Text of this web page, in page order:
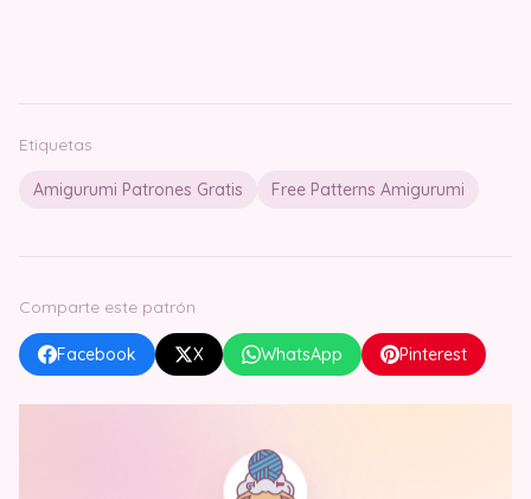
Etiquetas
Amigurumi Patrones Gratis Free Patterns Amigurumi
Comparte este patrón
Facebook X WhatsApp Pinterest